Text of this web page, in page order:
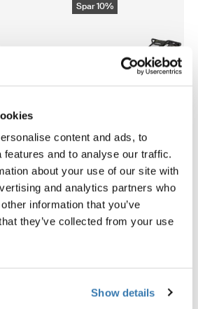
content and ads, to
features and to analyse our traffic.
about your use of our site with
and analytics partners who
information that you’ve
they’ve collected from your use
Show details
Einsitzer mit Thule Chariot Luftreiniger-
2 Einsitzer mit Thule Chariot Luftreiniger-
Spar 10%
Thule Chariot Cross 2 mit
Thule Chariot Cross 2
and wind tarp
wind tarp